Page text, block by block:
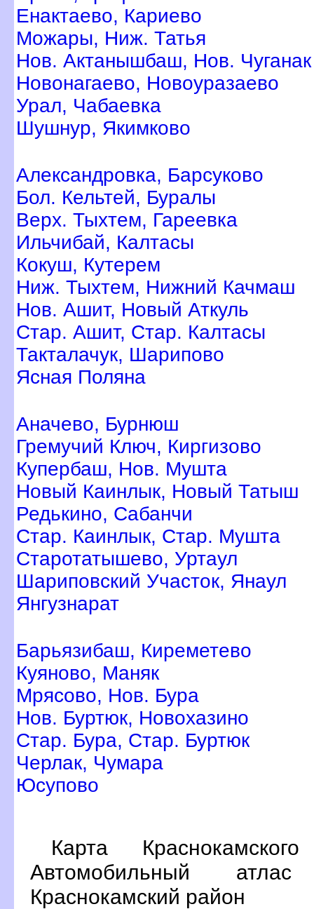
Енактаево, Кариево
Можары, Ниж. Татья
Нов. Актанышбаш, Нов. Чуганак
Новонагаево, Новоуразаево
Урал, Чабаевка
Шушнур, Якимково
Александровка, Барсуково
Бол. Кельтей, Буралы
ерх. Тыхтем, Гареевка
Ильчибай, Калтасы
Кокуш, Кутерем
Ниж. Тыхтем, Нижний Качмаш
Нов. Ашит, Новый Аткуль
Стар. Ашит, Стар. Калтасы
Такталачук, Шарипово
Ясная Поляна
Аначево, Бурнюш
Гремучий Ключ, Киргизово
Купербаш, Нов. Мушта
Новый Каинлык, Новый Татыш
Редькино, Сабанчи
Стар. Каинлык, Стар. Мушта
Старотатышево, Уртаул
Шариповский Участок, Янаул
Янгузнарат
Барьязибаш, Киреметево
Куяново, Маняк
Мрясово, Нов. Бура
Нов. Буртюк, Новохазино
Стар. Бура, Стар. Буртюк
Черлак, Чумара
Юсупово
Карта
Автомобильный
Краснокамский район